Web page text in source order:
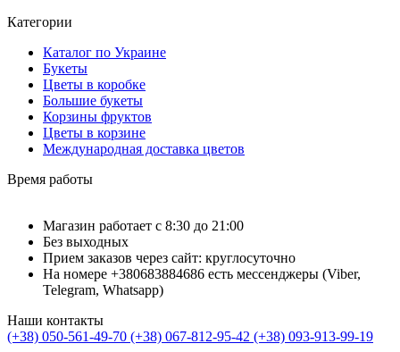
Категории
Каталог по Украине
Букеты
Цветы в коробке
Большие букеты
Корзины фруктов
Цветы в корзине
Международная доставка цветов
Время работы
Магазин работает с 8:30 до 21:00
Без выходных
Прием заказов через сайт: круглосуточно
На номере +380683884686 есть мессенджеры (Viber,
Telegram, Whatsapp)
Наши контакты
(+38) 050-561-49-70 (+38) 067-812-95-42 (+38) 093-913-99-19